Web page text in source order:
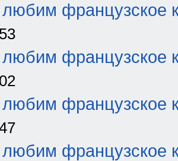
французское
французское
французское
французское